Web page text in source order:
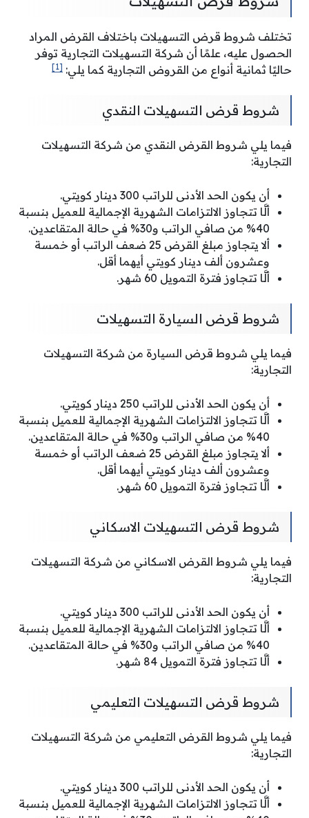
تختلف شروط قرض التسهيلات باختلاف القرض المراد
الحصول عليه، علمًا أن شركة التسهيلات التجارية توفر
حاليًا ثمانية أنواع من القروض التجارية كما يلي: [1]
شروط قرض التسهيلات النقدي
فيما يلي شروط القرض النقدي من شركة التسهيلات
التجارية:
أن يكون الحد الأدنى للراتب 300 دينار كويتي.
ألَّا تتجاوز الالتزامات الشهرية الإجمالية للعميل بنسبة
40% من صافي الراتب و30% في حالة المتقاعدين.
ألا يتجاوز مبلغ القرض 25 ضعف الراتب أو خمسة
وعشرون ألف دينار كويتي أيهما أقل.
ألَّا تتجاوز فترة التمويل 60 شهر.
شروط قرض السيارة التسهيلات
فيما يلي شروط قرض السيارة من شركة التسهيلات
التجارية:
أن يكون الحد الأدنى للراتب 250 دينار كويتي.
ألَّا تتجاوز الالتزامات الشهرية الإجمالية للعميل بنسبة
40% من صافي الراتب و30% في حالة المتقاعدين.
ألا يتجاوز مبلغ القرض 25 ضعف الراتب أو خمسة
وعشرون ألف دينار كويتي أيهما أقل.
ألَّا تتجاوز فترة التمويل 60 شهر.
شروط قرض التسهيلات الاسكاني
فيما يلي شروط القرض الاسكاني من شركة التسهيلات
التجارية:
أن يكون الحد الأدنى للراتب 300 دينار كويتي.
ألَّا تتجاوز الالتزامات الشهرية الإجمالية للعميل بنسبة
40% من صافي الراتب و30% في حالة المتقاعدين.
ألَّا تتجاوز فترة التمويل 84 شهر.
شروط قرض التسهيلات التعليمي
فيما يلي شروط القرض التعليمي من شركة التسهيلات
التجارية:
أن يكون الحد الأدنى للراتب 300 دينار كويتي.
ألَّا تتجاوز الالتزامات الشهرية الإجمالية للعميل بنسبة